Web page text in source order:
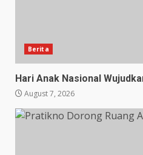
Berita
Hari Anak Nasional
August 7, 2026